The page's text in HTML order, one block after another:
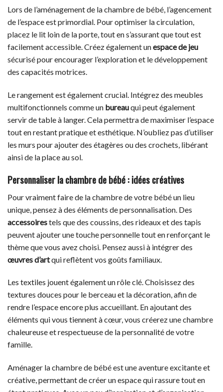
Lors de l’aménagement de la chambre de bébé, l’agencement
de l’espace est primordial. Pour optimiser la circulation,
placez le lit loin de la porte, tout en s’assurant que tout est
facilement accessible. Créez également unespace de jeu
sécurisé pour encourager l’exploration et le développement
des capacités motrices.
Le rangement est également crucial. Intégrez des meubles
multifonctionnels comme un bureauqui peut également
servir de table à langer. Cela permettra de maximiser l’espace
tout en restant pratique et esthétique. N’oubliez pas d’utiliser
les murs pour ajouter des étagères ou des crochets, libérant
ainsi de la place au sol.
Personnaliser la chambre de bébé : idées créatives
Pour vraiment faire de la chambre de votre bébé un lieu
unique, pensez à des éléments de personnalisation. Des
accessoirestels que des coussins, des rideaux et des tapis
peuvent ajouter une touche personnelle tout en renforçant le
thème que vous avez choisi. Pensez aussi à intégrer des
œuvres d’artqui reflètent vos goûts familiaux.
Les textiles jouent également un rôle clé. Choisissez des
textures douces pour le berceau et la décoration, afin de
rendre l’espace encore plus accueillant. En ajoutant des
éléments qui vous tiennent à cœur, vous créerez une chambre
chaleureuse et respectueuse de la personnalité de votre
famille.
Aménager la chambre de bébé est une aventure excitante et
créative, permettant de créer un espace qui rassure tout en